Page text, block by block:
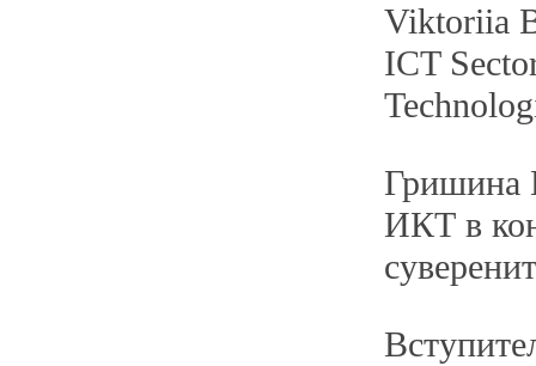
Viktoriia
ICT
Гришина
ИКТ в